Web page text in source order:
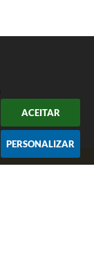
ACEITAR
PERSONALIZAR